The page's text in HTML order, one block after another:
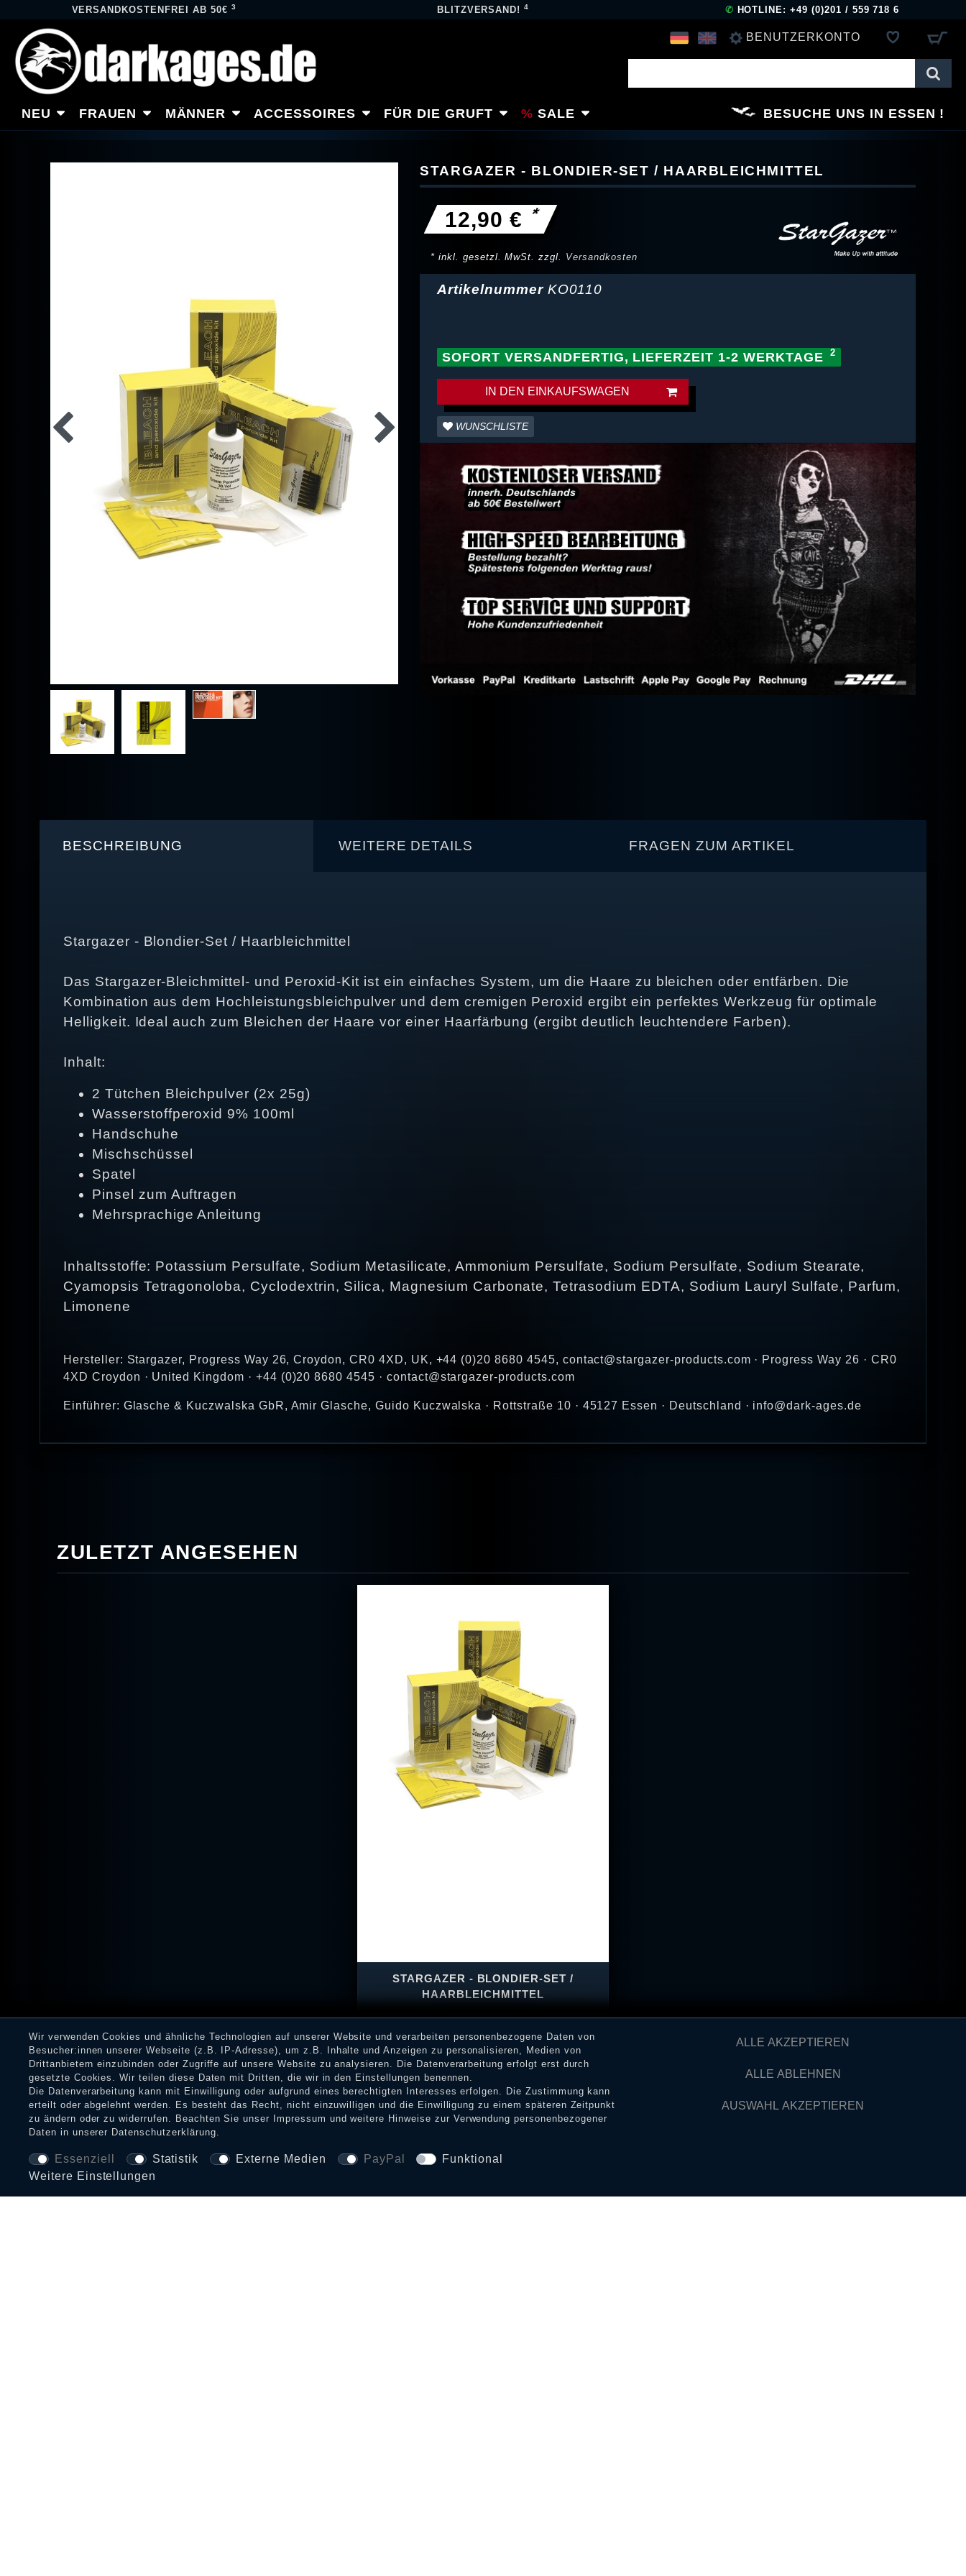
VERSANDKOSTENFREI AB 50€ 3 BLITZVERSAND!4 ✆ HOTLINE: +49 (0)201 / 559 718 6
BENUTZERKONTO
REGISTRIEREN
NEU FRAUEN MÄNNER ACCESSOIRES FÜR DIE GRUFT SALE BESUCHE UNS IN ESSEN
STARGAZER - BLONDIER-SET / HAARBLEICHMITTEL
12,90 € *
* inkl. gesetzl. MwSt. zzgl. Versandkosten
Artikelnummer KO0110
SOFORT VERSANDFERTIG, LIEFERZEIT 1-2 WERKTAGE
IN DEN EINKAUFSWAGEN
WUNSCHLISTE
BESCHREIBUNG WEITERE DETAILS FRAGEN ZUM ARTIKEL
Stargazer - Blondier-Set / Haarbleichmittel
Das Stargazer-Bleichmittel- und Peroxid-Kit ist ein einfaches System, um die Haare zu bleichen oder entfärben. Die
Kombination aus dem Hochleistungsbleichpulver und dem cremigen Peroxid ergibt ein perfektes Werkzeug für optimale
Helligkeit. Ideal auch zum Bleichen der Haare vor einer Haarfärbung (ergibt deutlich leuchtendere Farben).
Inhalt:
2 Tütchen Bleichpulver (2x 25g)
Wasserstoffperoxid 9% 100ml
Handschuhe
Mischschüssel
Spatel
Pinsel zum Auftragen
Mehrsprachige Anleitung
Inhaltsstoffe: Potassium Persulfate, Sodium Metasilicate, Ammonium Persulfate, Sodium Persulfate, Sodium Stearate,
Cyamopsis Tetragonoloba, Cyclodextrin, Silica, Magnesium Carbonate, Tetrasodium EDTA, Sodium Lauryl Sulfate, Parfum,
Limonene
Hersteller: Stargazer, Progress Way 26, Croydon, CR0 4XD, UK, +44 (0)20 8680 4545, contact@stargazer-products.com · Progress Way 26 · CR0
4XD Croydon · United Kingdom · +44 (0)20 8680 4545 · contact@stargazer-products.com
Einführer: Glasche & Kuczwalska GbR, Amir Glasche, Guido Kuczwalska · Rottstraße 10 · 45127 Essen · Deutschland · info@dark-ages.de
ZULETZT ANGESEHEN
STARGAZER - BLONDIER-SET /
HAARBLEICHMITTEL
12,90 € *
Wir verwenden Cookies und ähnliche Technologien auf unserer Website und verarbeiten personenbezogene Daten von
Besucher:innen unserer Webseite (z.B. IP-Adresse), um z.B. Inhalte und Anzeigen zu personalisieren, Medien von
Drittanbietern einzubinden oder Zugriffe auf unsere Website zu analysieren. Die Datenverarbeitung erfolgt erst durch
gesetzte Cookies. Wir teilen diese Daten mit Dritten, die wir in den Einstellungen benennen.
Die Datenverarbeitung kann mit Einwilligung oder aufgrund eines berechtigten Interesses erfolgen. Die Zustimmung kann
erteilt oder abgelehnt werden. Es besteht das Recht, nicht einzuwilligen und die Einwilligung zu einem späteren Zeitpunkt
zu ändern oder zu widerrufen. Beachten Sie unser
Impressum und weitere Hinweise zur Verwendung personenbezogener
Daten in unserer Daten­schutz­erklärung.
Essenziell Statistik Externe Medien PayPal
Funktional
Weitere Einstellungen
ALLE AKZEPTIEREN
ALLE ABLEHNEN
AUSWAHL AKZEPTIEREN